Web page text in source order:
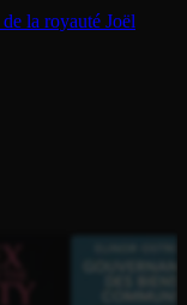
la royauté Joël